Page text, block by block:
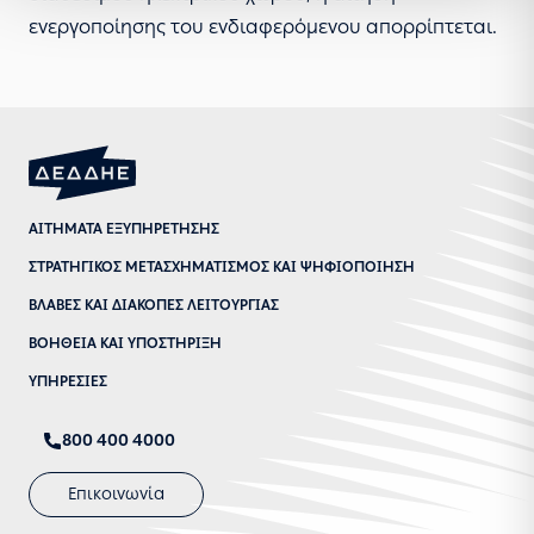
ενεργοποίησης του ενδιαφερόμενου απορρίπτεται.
ΑΙΤΗΜΑΤΑ ΕΞΥΠΗΡΕΤΗΣΗΣ
ΣΤΡΑΤΗΓΙΚΟΣ ΜΕΤΑΣΧΗΜΑΤΙΣΜΟΣ ΚΑΙ ΨΗΦΙΟΠΟΙΗΣΗ
ΒΛΑΒΕΣ ΚΑΙ ΔΙΑΚΟΠΕΣ ΛΕΙΤΟΥΡΓΙΑΣ
ΒΟΗΘΕΙΑ ΚΑΙ ΥΠΟΣΤΗΡΙΞΗ
ΥΠΗΡΕΣΙΕΣ
800 400 4000
Επικοινωνία